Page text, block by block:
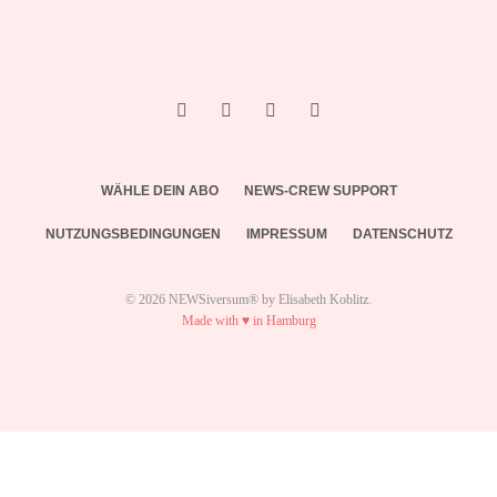
WÄHLE DEIN ABO NEWS-CREW SUPPORT
NUTZUNGSBEDINGUNGEN IMPRESSUM DATENSCHUTZ
© 2026 NEWSiversum® by Elisabeth Koblitz.
Made with ♥ in Hamburg